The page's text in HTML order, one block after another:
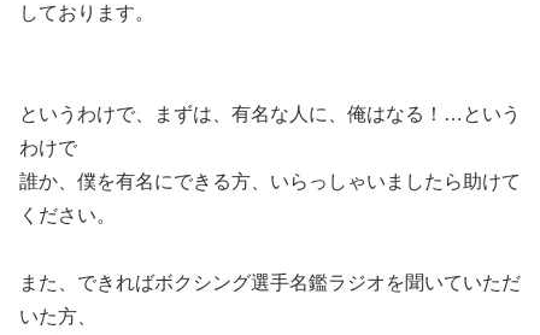
しております。
というわけで、まずは、有名な人に、俺はなる！…という
わけで
誰か、僕を有名にできる方、いらっしゃいましたら助けて
ください。
また、できればボクシング選手名鑑ラジオを聞いていただ
いた方、